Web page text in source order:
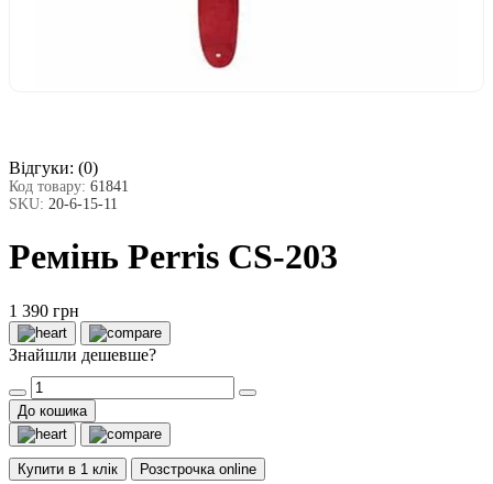
Відгуки: (0)
Код товару: 61841
SKU: 20-6-15-11
Ремінь Perris CS-203
1 390 грн
Знайшли дешевше?
До кошика
Купити в 1 клік Розстрочка online